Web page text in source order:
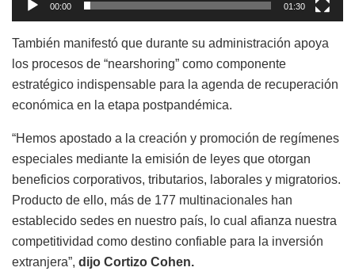
00:00 01:30
También manifestó que durante su administración apoya
los procesos de “nearshoring” como componente
estratégico indispensable para la agenda de recuperación
económica en la etapa postpandémica.
“Hemos apostado a la creación y promoción de regímenes
especiales mediante la emisión de leyes que otorgan
beneficios corporativos, tributarios, laborales y migratorios.
Producto de ello, más de 177 multinacionales han
establecido sedes en nuestro país, lo cual afianza nuestra
competitividad como destino confiable para la inversión
extranjera”, dijo Cortizo Cohen.